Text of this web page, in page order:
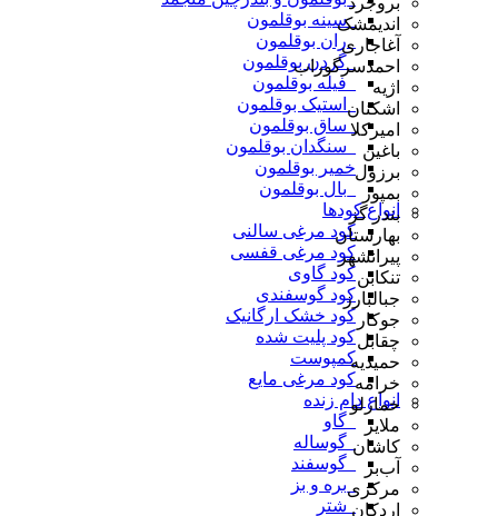
_سینه بوقلمون
_ران بوقلمون
_گردن بوقلمون
_فیله بوقلمون
_استیک بوقلمون
_ساق بوقلمون
_سنگدان بوقلمون
خمیر بوقلمون
_بال بوقلمون
انواع کودها
کود مرغی سالنی
کود مرغی قفسی
کود گاوی
کود گوسفندی
کود خشک ارگانیک
کود پلیت شده
کمپوست
کود مرغی مایع
انواع دام زنده
_گاو
_گوساله
_گوسفند
_بره و بز
_شتر
اندیمشک
آغاجاری
احمدسرگوراب
اژیه
اشکنان
امیرکلا
باغین
برزول
بمپور
بندر گز
بهارستان
پیرانشهر
تنکابن
جبالبارز
جوکار
چقابل
حمیدیه
خرامه
خمارلو
ملایر
کاشان
آب‌بر
مرکزی
اردکان